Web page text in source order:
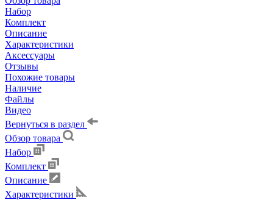
Набор
Комплект
Описание
Характеристики
Аксессуары
Отзывы
Похожие товары
Наличие
Файлы
Видео
Вернуться в раздел
Обзор товара
Набор
Комплект
Описание
Характеристики